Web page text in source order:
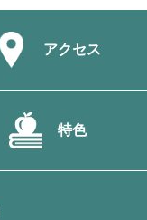
アクセス
特色